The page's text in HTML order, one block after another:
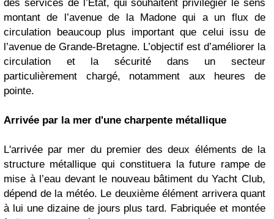
des services de l’État, qui souhaitent privilégier le sens
montant de l’avenue de la Madone qui a un flux de
circulation beaucoup plus important que celui issu de
l’avenue de Grande-Bretagne. L’objectif est d’améliorer la
circulation et la sécurité dans un secteur
particulièrement chargé, notamment aux heures de
pointe.
Arrivée par la mer d'une charpente métallique
L'arrivée par mer du premier des deux éléments de la
structure métallique qui constituera la future rampe de
mise à l’eau devant le nouveau bâtiment du Yacht Club,
dépend de la météo. Le deuxième élément arrivera quant
à lui une dizaine de jours plus tard. Fabriquée et montée